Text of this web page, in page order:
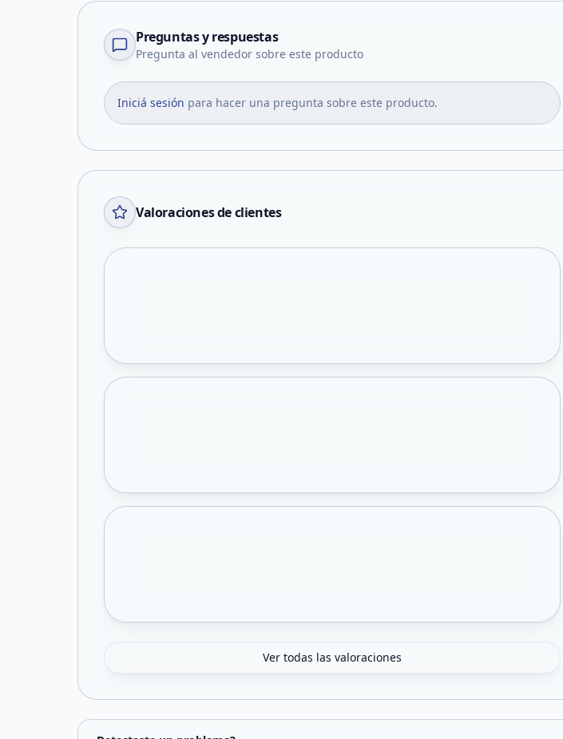
Preguntas y respuestas
Pregunta al vendedor sobre este producto
Iniciá sesión para hacer una pregunta sobre este producto.
Valoraciones de clientes
Ver todas las valoraciones